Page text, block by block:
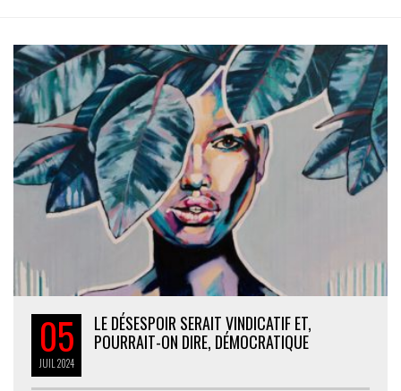
05
JUIL 2024
LE DÉSESPOIR SERAIT VINDICATIF ET,
POURRAIT-ON DIRE, DÉMOCRATIQUE